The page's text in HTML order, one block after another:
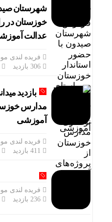
شهرستان
خوزستان در
عدالت
فریده لندی
بازدید
مدارس
آموزشی
فریده لندی
فریده لندی